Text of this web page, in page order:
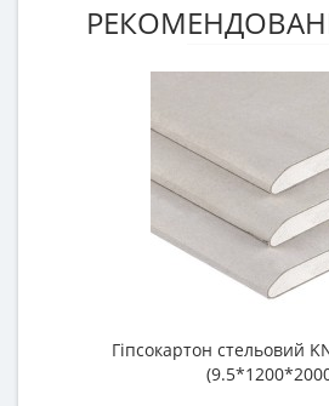
Гіпсокартон стельовий